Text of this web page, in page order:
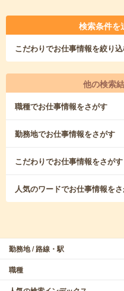
検索条件を
こだわりでお仕事情報を絞り
他の検索
職種でお仕事情報をさがす
勤務地でお仕事情報をさがす
こだわりでお仕事情報をさがす
人気のワードでお仕事情報を
勤務地 / 路線・駅
職種